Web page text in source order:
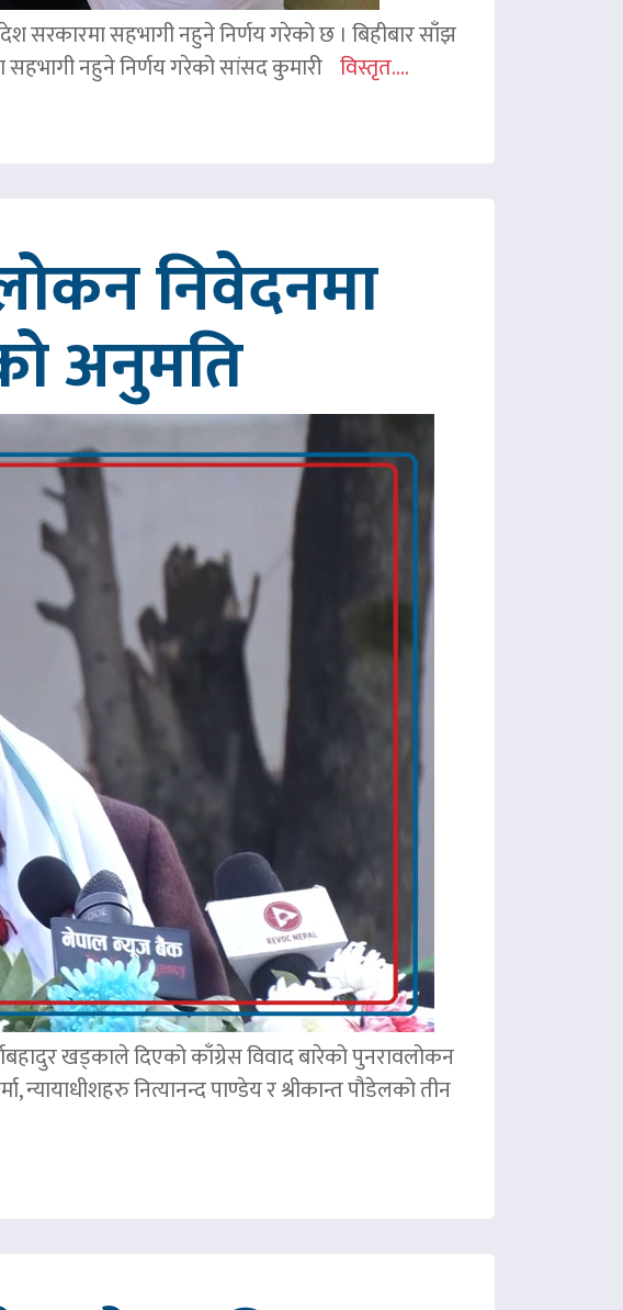
सरकारमा सहभागी नहुने निर्णय गरेको छ । बिहीबार साँझ
नहुने निर्णय गरेको सांसद कुमारी विस्तृत....
निवेदनमा
अनुमति
खड्काले दिएको काँग्रेस विवाद बारेको पुनरावलोकन
न्यायाधीशहरु नित्यानन्द पाण्डेय र श्रीकान्त पौडेलको तीन